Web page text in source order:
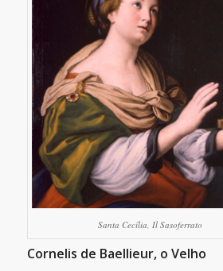
Santa Cecília, Il Sasoferrato
Cornelis de Baellieur, o Velho